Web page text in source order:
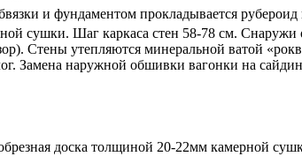
и фундаментом прокладывается рубероид
сушки. Шаг каркаса стен 58-78 см. Снаружи
Стены утепляются минеральной ватой
Замена наружной обшивки вагонки на
доска толщиной 20-22мм камерной